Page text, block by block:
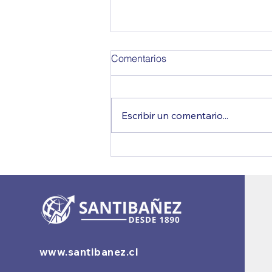
Comentarios
Escribir un comentario...
www.santibanez.cl